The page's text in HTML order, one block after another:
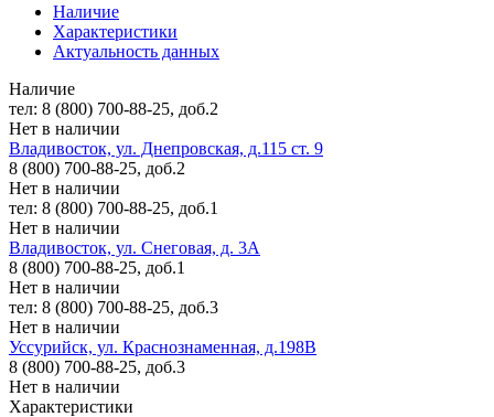
Наличие
Характеристики
Актуальность данных
Наличие
тел: 8 (800) 700-88-25, доб.2
Нет в наличии
Владивосток, ул. Днепровская, д.115 ст. 9
8 (800) 700-88-25, доб.2
Нет в наличии
тел: 8 (800) 700-88-25, доб.1
Нет в наличии
Владивосток, ул. Снеговая, д. 3А
8 (800) 700-88-25, доб.1
Нет в наличии
тел: 8 (800) 700-88-25, доб.3
Нет в наличии
Уссурийск, ул. Краснознаменная, д.198В
8 (800) 700-88-25, доб.3
Нет в наличии
Характеристики